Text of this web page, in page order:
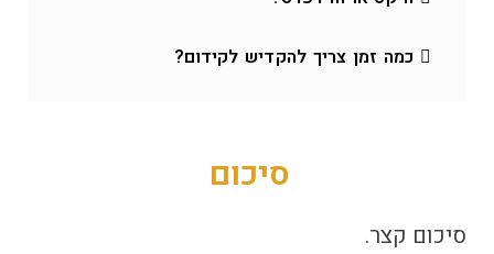
כמה זמן צריך להקדיש לקידום?
סיכום
סיכום קצר.